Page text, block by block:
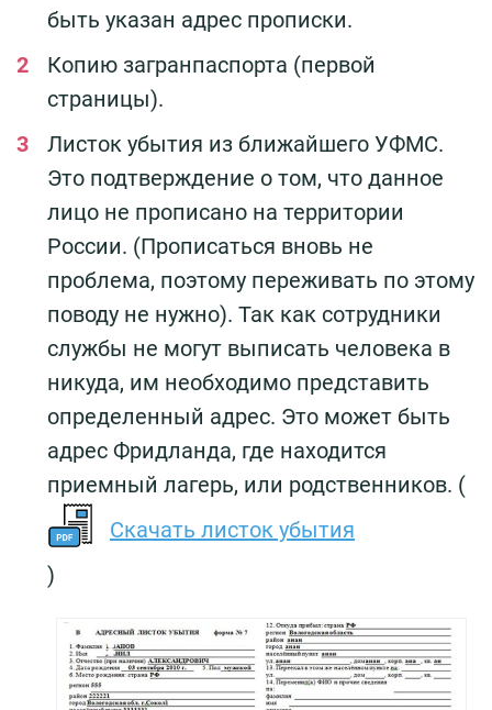
быть указан адрес прописки.
Копию загранпаспорта (первой
страницы).
Листок убытия из ближайшего УФМС.
Это подтверждение о том, что данное
лицо не прописано на территории
России. (Прописаться вновь не
проблема, поэтому переживать по этому
поводу не нужно). Так как сотрудники
службы не могут выписать человека в
никуда, им необходимо представить
определенный адрес. Это может быть
адрес Фридланда, где находится
приемный лагерь, или родственников. (
Скачать листок убытия
)